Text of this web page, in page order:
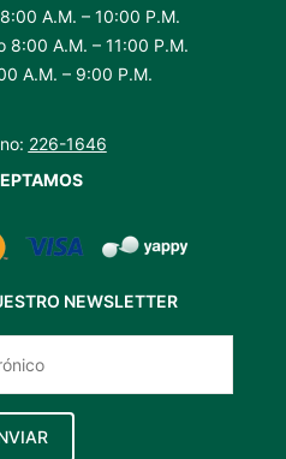
A.M. – 10:00 P.M.
8:00 A.M. – 11:00 P.M.
A.M. – 9:00 P.M.
226-1646
NEWSLETTER